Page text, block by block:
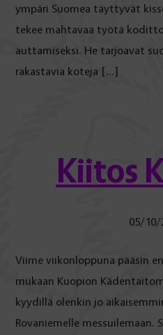
ympäri Suomea täyttyvät
tekee mahtavaa työtä
auttamiseksi. He tarjoavat
rakastavia koteja […]
Kiitos
05/10/
Viime viikonloppuna pääsin
mukaan Kuopion
kyydillä olenkin jo
Rovaniemelle